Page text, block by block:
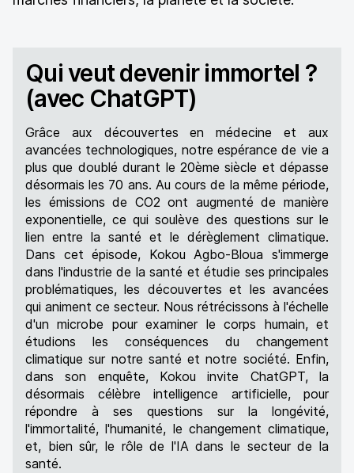
Qui veut devenir immortel ?
(avec ChatGPT)
Grâce aux découvertes en médecine et aux
avancées technologiques, notre espérance de vie a
plus que doublé durant le 20ème siècle et dépasse
désormais les 70 ans. Au cours de la même période,
les émissions de CO2 ont augmenté de manière
exponentielle, ce qui soulève des questions sur le
lien entre la santé et le dérèglement climatique.
Dans cet épisode, Kokou Agbo-Bloua s'immerge
dans l'industrie de la santé et étudie ses principales
problématiques, les découvertes et les avancées
qui animent ce secteur. Nous rétrécissons à l'échelle
d'un microbe pour examiner le corps humain, et
étudions les conséquences du changement
climatique sur notre santé et notre société. Enfin,
dans son enquête, Kokou invite ChatGPT, la
désormais célèbre intelligence artificielle, pour
répondre à ses questions sur la longévité,
l'immortalité, l'humanité, le changement climatique,
et, bien sûr, le rôle de l'IA dans le secteur de la
santé.